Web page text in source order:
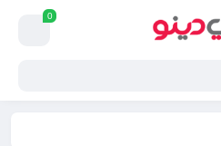
0